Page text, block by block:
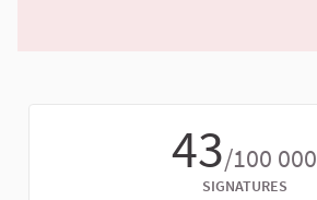
43/100 000
SIGNATURES